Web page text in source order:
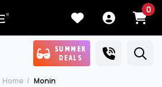
0
SUMMER
DEALS
Home Monin